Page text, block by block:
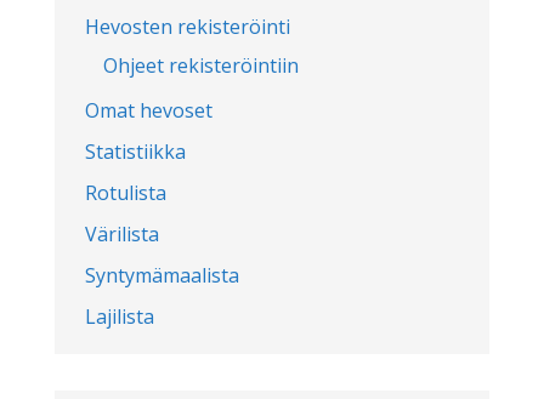
Hevosten rekisteröinti
Ohjeet rekisteröintiin
Omat hevoset
Statistiikka
Rotulista
Värilista
Syntymämaalista
Lajilista